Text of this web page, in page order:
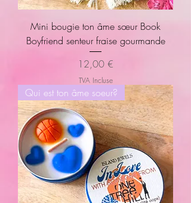
Mini bougie ton âme sœur Book
Boyfriend senteur fraise gourmande
Prix
12,00 €
TVA Incluse
Qui est ton âme soeur?